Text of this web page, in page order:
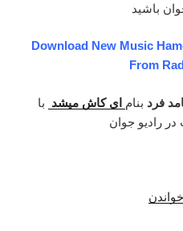
باشید
Download New Music
From
فرد بنام ای کاش میشد با
در رادیو جوان